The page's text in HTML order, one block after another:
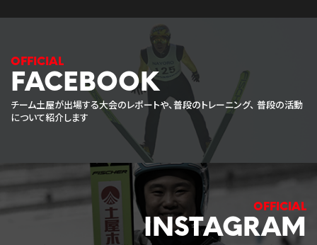
FACEBOOK
チーム土屋が出場する大会のレポートや、普段のトレーニング、 普段の活動
について紹介します
INSTAGRAM